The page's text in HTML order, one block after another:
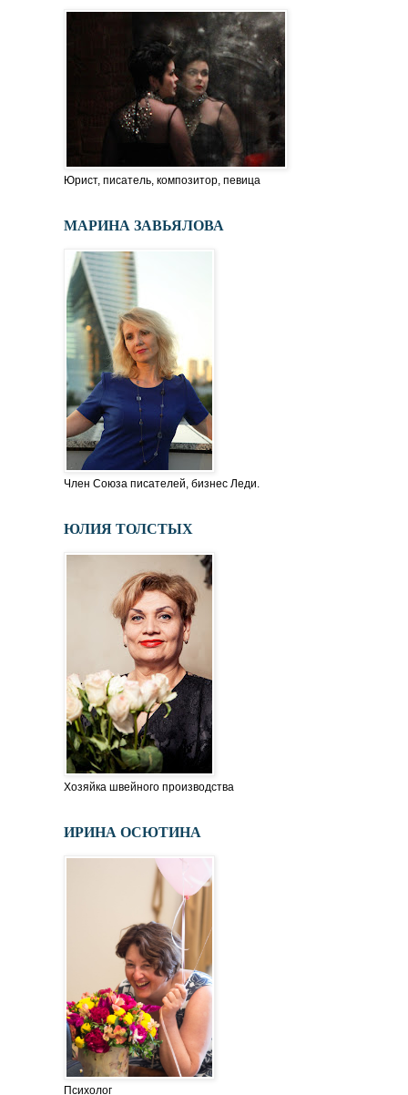
Юрист, писатель, композитор, певица
МАРИНА ЗАВЬЯЛОВА
Член Союза писателей, бизнес Леди.
ЮЛИЯ ТОЛСТЫХ
Хозяйка швейного производства
ИРИНА ОСЮТИНА
Психолог